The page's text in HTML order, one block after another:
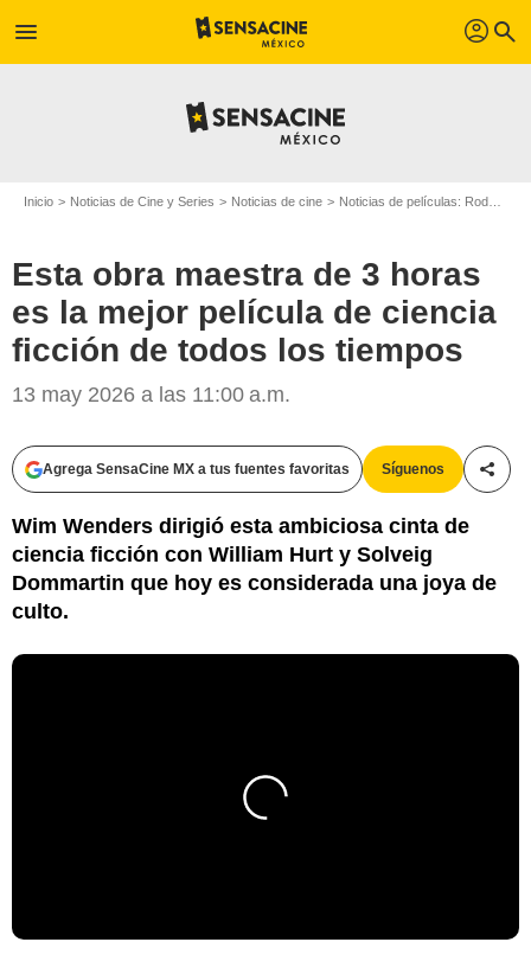
menu profil search
Inicio Noticias de Cine y Series Noticias de cine Noticias de películas: Rodajes
Esta obra maestra de 3 horas
es la mejor película de ciencia
ficción de todos los tiempos
13 may 2026 a las 11:00 a.m.
Agrega SensaCine MX a tus fuentes favoritas Síguenos
Wim Wenders dirigió esta ambiciosa cinta de
ciencia ficción con William Hurt y Solveig
Dommartin que hoy es considerada una joya de
culto.